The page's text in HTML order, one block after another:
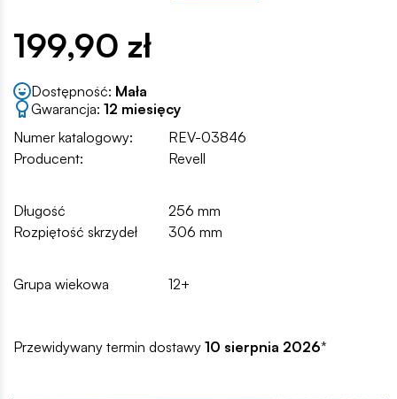
199,90 zł
Dostępność: Mała
Gwarancja: 12 miesięcy
Numer katalogowy:
REV-03846
Producent:
Revell
Długość
256 mm
Rozpiętość skrzydeł
306 mm
Grupa wiekowa 12+
Przewidywany termin dostawy 10 sierpnia 2026*